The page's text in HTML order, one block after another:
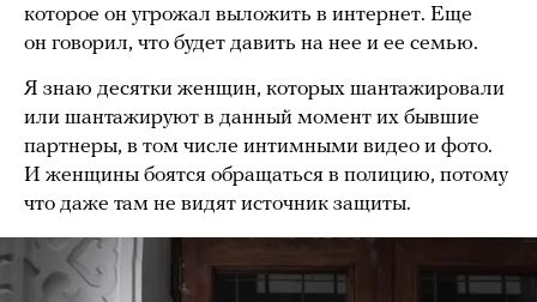
которое он угрожал выложить в интернет. Еще
он говорил, что будет давить на нее и ее семью.
Я знаю десятки женщин, которых шантажировали
или шантажируют в данный момент их бывшие
партнеры, в том числе интимными видео и фото.
И женщины боятся обращаться в полицию, потому
что даже там не видят источник защиты.